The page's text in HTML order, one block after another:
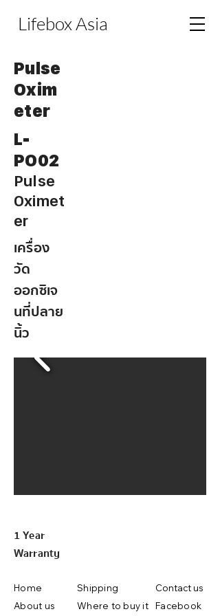
Lifebox Asia
Pulse
Oxim
eter
L-
PO02
Pulse
Oximet
er
เครื่อง
วัด
ออกซิเจ
นที่ปลาย
นิ้ว
1 Year
Warranty
Home
About us
Shipping
Where to buy it
Contact us
Facebook